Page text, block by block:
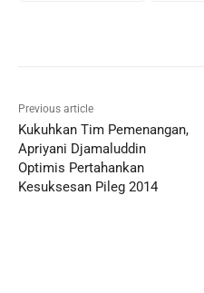
Previous article
Kukuhkan Tim Pemenangan,
Apriyani Djamaluddin
Optimis Pertahankan
Kesuksesan Pileg 2014